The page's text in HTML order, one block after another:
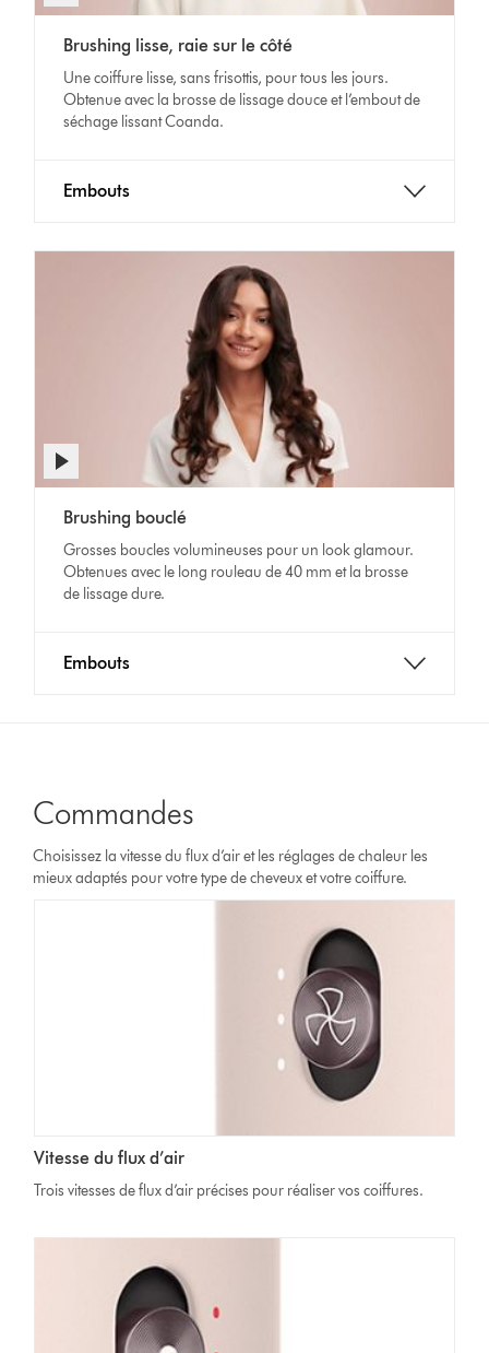
Transcript
la
de
la
vidéo
Brushing lisse, raie sur le côté
Une coiffure lisse, sans frisottis, pour tous les jours.
Obtenue avec la brosse de lissage douce et l’embout de
séchage lissant Coanda.
Embouts
Transcript
Afficher
la
de
la
vidéo
Brushing bouclé
Grosses boucles volumineuses pour un look glamour.
Obtenues avec le long rouleau de 40 mm et la brosse
de lissage dure.
Embouts
Commandes
Choisissez la vitesse du flux d’air et les réglages de chaleur les
mieux adaptés pour votre type de cheveux et votre coiffure.
Vitesse du flux d’air
Trois vitesses de flux d’air précises pour réaliser vos coiffures.